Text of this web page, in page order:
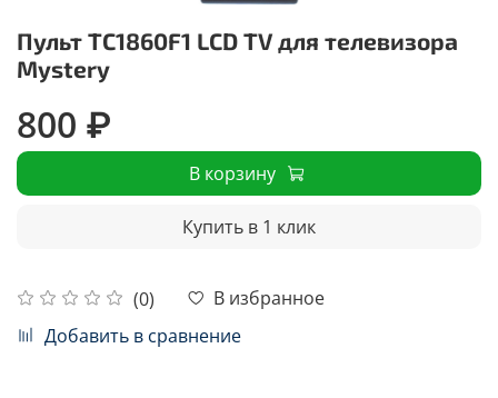
Пульт TC1860F1 LCD TV для телевизора
Mystery
(0)
В избранное
Добавить в сравнение
800 ₽
В корзину
Купить в 1 клик